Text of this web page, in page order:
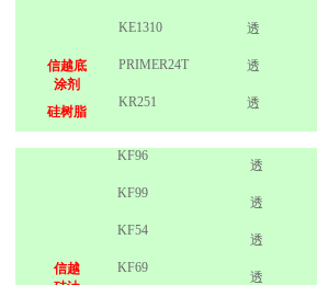
KE1310
透
信越底
涂剂
PRIMER24T 透
硅树脂
KR251 透
信越
KF96
透
KF99
透
KF54
透
KF69
透